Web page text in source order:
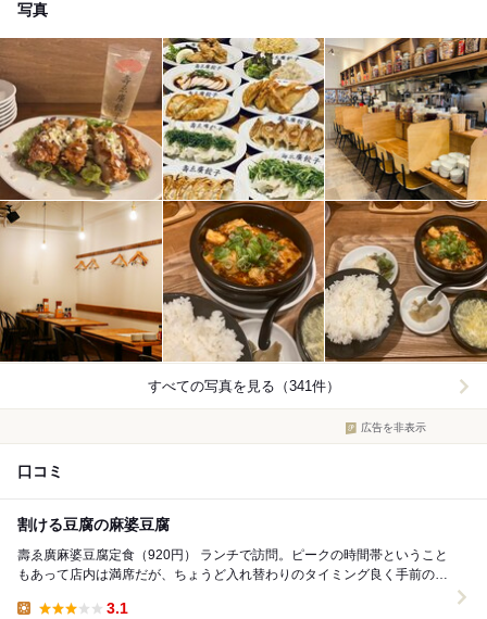
写真
すべての写真を見る（341件）
広告を非表示
口コミ
割ける豆腐の麻婆豆腐
壽ゑ廣麻婆豆腐定食（920円） ランチで訪問。ピークの時間帯ということ
もあって店内は満席だが、ちょうど入れ替わりのタイミング良く手前のカ
3.1